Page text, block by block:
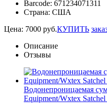
Barcode: 671234071311
Страна: США
Цена: 7000 руб.КУПИТЬ
Описание
Отзывы
Водонепроницаемая
Equipment/Wxtex